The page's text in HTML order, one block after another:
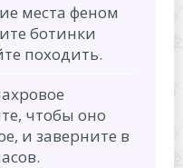
места феном
ботинки
походить.
чтобы оно
и заверните в